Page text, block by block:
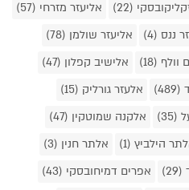
(22)
אליעזר מזרחי (57)
ננס (4)
אליעזר שולמן (78)
(18)
אלישיב קפלון (47)
אלעזר גורליק (15)
אלקנה שמוטקין (47)
הילביץ (1)
אלתר חנין (3)
אפרים דמיחובסקי (43)